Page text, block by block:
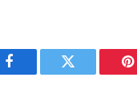
Facebook Twitter